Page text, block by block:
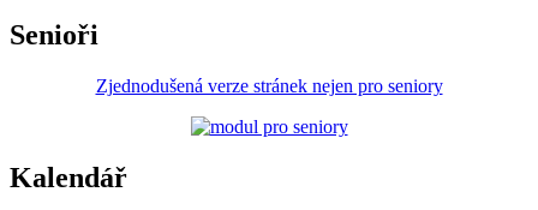
Senioři
Zjednodušená verze stránek nejen pro seniory
Kalendář